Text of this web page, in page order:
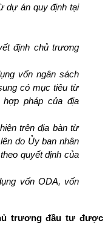
dự án quy định tại
định chủ trương
vốn ngân sách
có mục tiêu từ
hợp pháp của địa
trên địa bàn từ
do Ủy ban nhân
quyết định của
vốn ODA, vốn
trương đầu tư được